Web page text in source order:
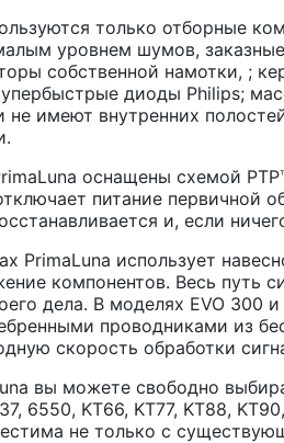
только отборные
уровнем шумов,
собственной намотки, ;
диоды Philips;
не имеют внутренних
оснащены схемой
питание первичной
и, если
PrimaLuna использует
компонентов. Весь путь
дела. В моделях EVO 300
проводниками из
скорость обработки
вы можете свободно
6550, KT66, KT77, KT88,
не только с